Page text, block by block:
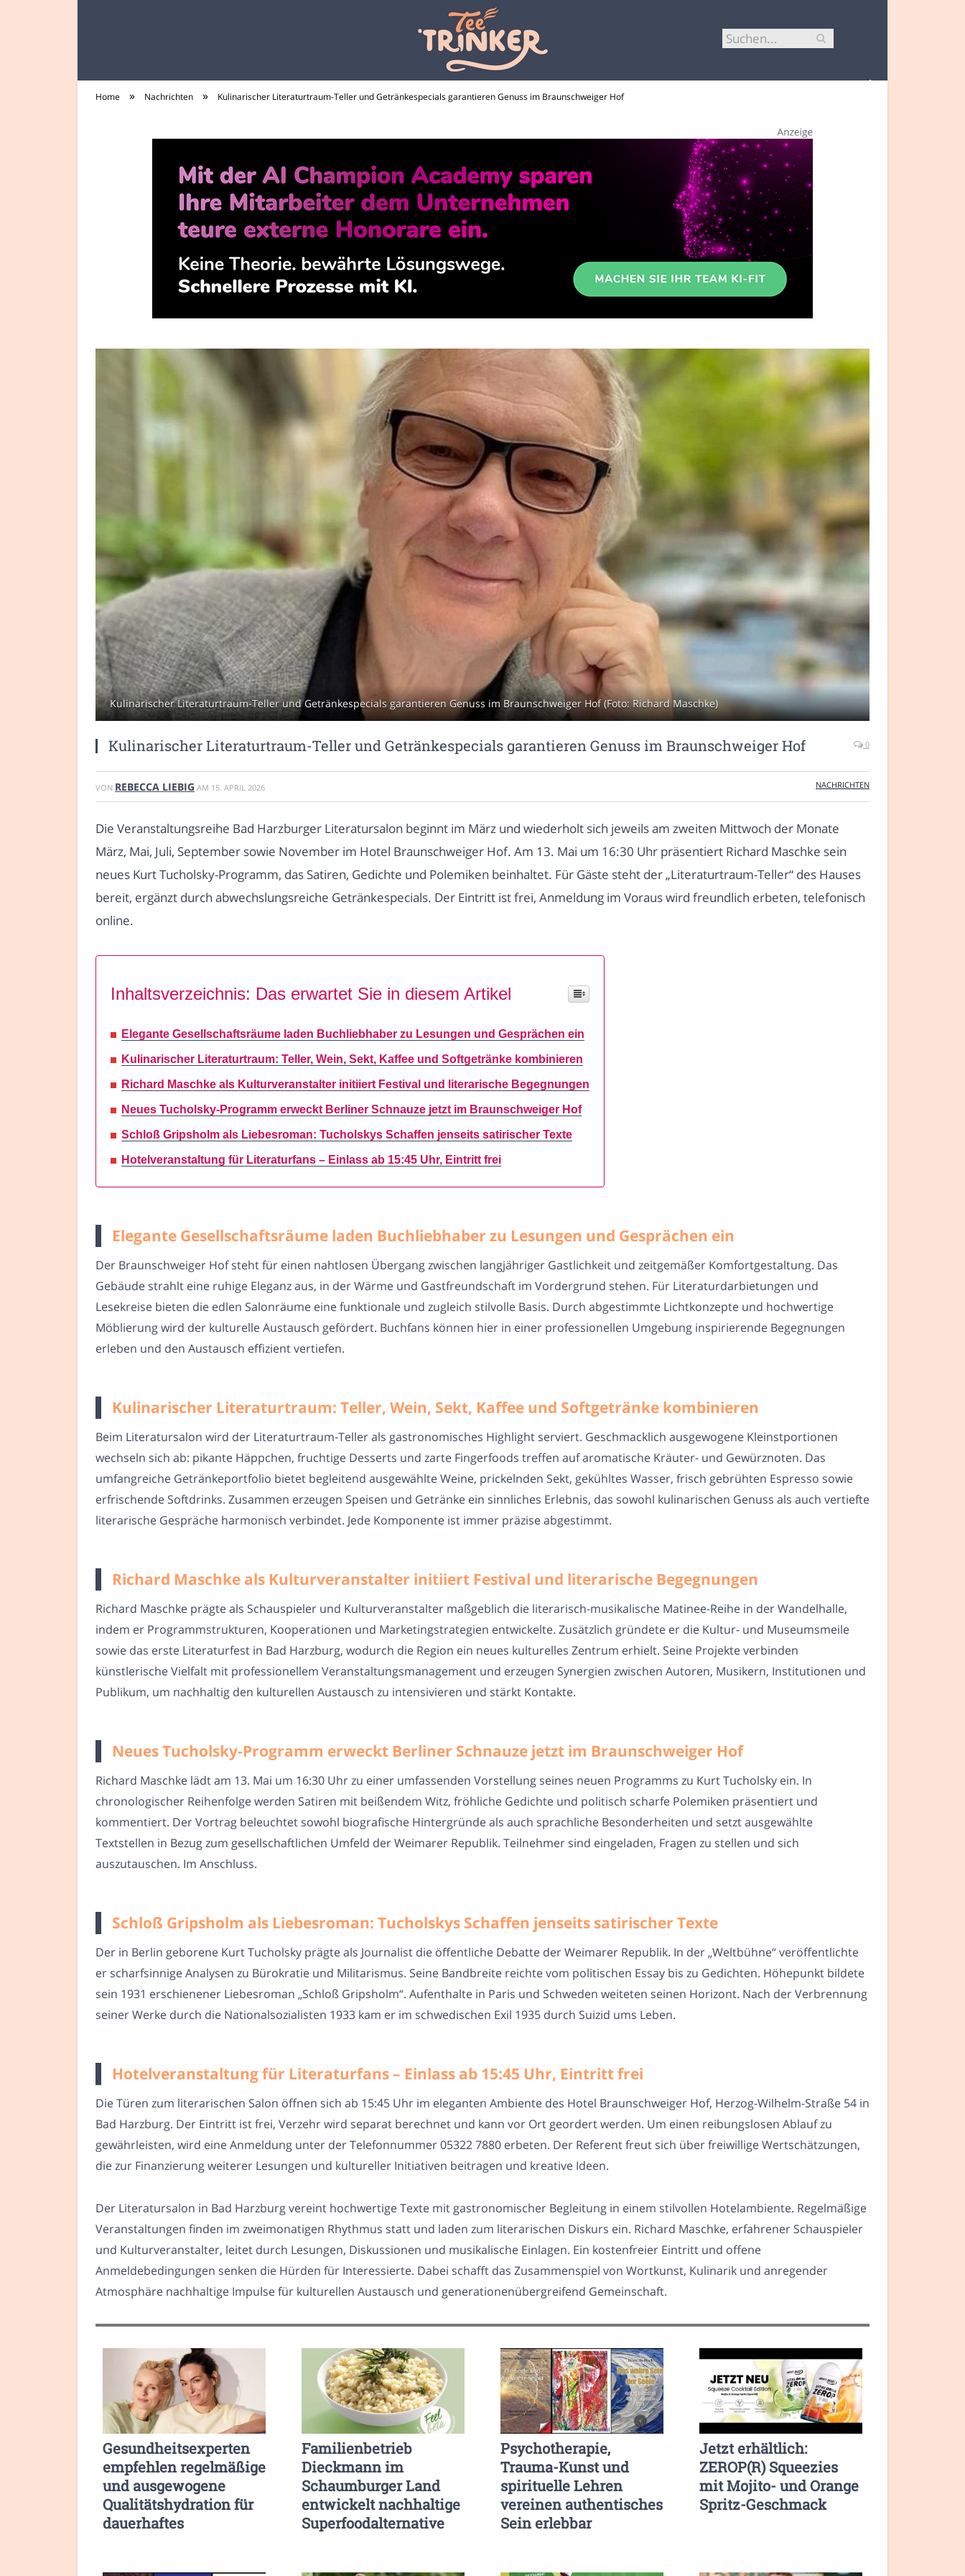
Home » Nachrichten » Kulinarischer Literaturtraum-Teller und Getränkespecials garantieren Genuss im Braunschweiger Hof
Kulinarischer Literaturtraum-Teller und Getränkespecials garantieren Genuss im Braunschweiger Hof (Foto: Richard Maschke)
Kulinarischer Literaturtraum-Teller und Getränkespecials garantieren Genuss im Braunschweiger Hof 0
VON REBECCA LIEBIG AM 15. APRIL 2026 NACHRICHTEN
Die Veranstaltungsreihe Bad Harzburger Literatursalon beginnt im März und wiederholt sich jeweils am zweiten Mittwoch der Monate
März, Mai, Juli, September sowie November im Hotel Braunschweiger Hof. Am 13. Mai um 16:30 Uhr präsentiert Richard Maschke sein
neues Kurt Tucholsky-Programm, das Satiren, Gedichte und Polemiken beinhaltet. Für Gäste steht der „Literaturtraum-Teller“ des Hauses
bereit, ergänzt durch abwechslungsreiche Getränkespecials. Der Eintritt ist frei, Anmeldung im Voraus wird freundlich erbeten, telefonisch
online.
Inhaltsverzeichnis: Das erwartet Sie in diesem Artikel
Elegante Gesellschaftsräume laden Buchliebhaber zu Lesungen und Gesprächen ein
Kulinarischer Literaturtraum: Teller, Wein, Sekt, Kaffee und Softgetränke kombinieren
Richard Maschke als Kulturveranstalter initiiert Festival und literarische Begegnungen
Neues Tucholsky-Programm erweckt Berliner Schnauze jetzt im Braunschweiger Hof
Schloß Gripsholm als Liebesroman: Tucholskys Schaffen jenseits satirischer Texte
Hotelveranstaltung für Literaturfans – Einlass ab 15:45 Uhr, Eintritt frei
Elegante Gesellschaftsräume laden Buchliebhaber zu Lesungen und Gesprächen ein
Der Braunschweiger Hof steht für einen nahtlosen Übergang zwischen langjähriger Gastlichkeit und zeitgemäßer Komfortgestaltung. Das
Gebäude strahlt eine ruhige Eleganz aus, in der Wärme und Gastfreundschaft im Vordergrund stehen. Für Literaturdarbietungen und
Lesekreise bieten die edlen Salonräume eine funktionale und zugleich stilvolle Basis. Durch abgestimmte Lichtkonzepte und hochwertige
Möblierung wird der kulturelle Austausch gefördert. Buchfans können hier in einer professionellen Umgebung inspirierende Begegnungen
erleben und den Austausch effizient vertiefen.
Kulinarischer Literaturtraum: Teller, Wein, Sekt, Kaffee und Softgetränke kombinieren
Beim Literatursalon wird der Literaturtraum-Teller als gastronomisches Highlight serviert. Geschmacklich ausgewogene Kleinstportionen
wechseln sich ab: pikante Häppchen, fruchtige Desserts und zarte Fingerfoods treffen auf aromatische Kräuter- und Gewürznoten. Das
umfangreiche Getränkeportfolio bietet begleitend ausgewählte Weine, prickelnden Sekt, gekühltes Wasser, frisch gebrühten Espresso sowie
erfrischende Softdrinks. Zusammen erzeugen Speisen und Getränke ein sinnliches Erlebnis, das sowohl kulinarischen Genuss als auch vertiefte
literarische Gespräche harmonisch verbindet. Jede Komponente ist immer präzise abgestimmt.
Richard Maschke als Kulturveranstalter initiiert Festival und literarische Begegnungen
Richard Maschke prägte als Schauspieler und Kulturveranstalter maßgeblich die literarisch-musikalische Matinee-Reihe in der Wandelhalle,
indem er Programmstrukturen, Kooperationen und Marketingstrategien entwickelte. Zusätzlich gründete er die Kultur- und Museumsmeile
sowie das erste Literaturfest in Bad Harzburg, wodurch die Region ein neues kulturelles Zentrum erhielt. Seine Projekte verbinden
künstlerische Vielfalt mit professionellem Veranstaltungsmanagement und erzeugen Synergien zwischen Autoren, Musikern, Institutionen und
Publikum, um nachhaltig den kulturellen Austausch zu intensivieren und stärkt Kontakte.
Neues Tucholsky-Programm erweckt Berliner Schnauze jetzt im Braunschweiger Hof
Richard Maschke lädt am 13. Mai um 16:30 Uhr zu einer umfassenden Vorstellung seines neuen Programms zu Kurt Tucholsky ein. In
chronologischer Reihenfolge werden Satiren mit beißendem Witz, fröhliche Gedichte und politisch scharfe Polemiken präsentiert und
kommentiert. Der Vortrag beleuchtet sowohl biografische Hintergründe als auch sprachliche Besonderheiten und setzt ausgewählte
Textstellen in Bezug zum gesellschaftlichen Umfeld der Weimarer Republik. Teilnehmer sind eingeladen, Fragen zu stellen und sich
auszutauschen. Im Anschluss.
Schloß Gripsholm als Liebesroman: Tucholskys Schaffen jenseits satirischer Texte
Der in Berlin geborene Kurt Tucholsky prägte als Journalist die öffentliche Debatte der Weimarer Republik. In der „Weltbühne“ veröffentlichte
er scharfsinnige Analysen zu Bürokratie und Militarismus. Seine Bandbreite reichte vom politischen Essay bis zu Gedichten. Höhepunkt bildete
sein 1931 erschienener Liebesroman „Schloß Gripsholm“. Aufenthalte in Paris und Schweden weiteten seinen Horizont. Nach der Verbrennung
seiner Werke durch die Nationalsozialisten 1933 kam er im schwedischen Exil 1935 durch Suizid ums Leben.
Hotelveranstaltung für Literaturfans – Einlass ab 15:45 Uhr, Eintritt frei
Die Türen zum literarischen Salon öffnen sich ab 15:45 Uhr im eleganten Ambiente des Hotel Braunschweiger Hof, Herzog-Wilhelm-Straße 54 in
Bad Harzburg. Der Eintritt ist frei, Verzehr wird separat berechnet und kann vor Ort geordert werden. Um einen reibungslosen Ablauf zu
gewährleisten, wird eine Anmeldung unter der Telefonnummer 05322 7880 erbeten. Der Referent freut sich über freiwillige Wertschätzungen,
die zur Finanzierung weiterer Lesungen und kultureller Initiativen beitragen und kreative Ideen.
Der Literatursalon in Bad Harzburg vereint hochwertige Texte mit gastronomischer Begleitung in einem stilvollen Hotelambiente. Regelmäßige
Veranstaltungen finden im zweimonatigen Rhythmus statt und laden zum literarischen Diskurs ein. Richard Maschke, erfahrener Schauspieler
und Kulturveranstalter, leitet durch Lesungen, Diskussionen und musikalische Einlagen. Ein kostenfreier Eintritt und offene
Anmeldebedingungen senken die Hürden für Interessierte. Dabei schafft das Zusammenspiel von Wortkunst, Kulinarik und anregender
Atmosphäre nachhaltige Impulse für kulturellen Austausch und generationenübergreifend Gemeinschaft.
Gesundheitsexperten
empfehlen regelmäßige
und ausgewogene
Qualitätshydration für
dauerhaftes
Familienbetrieb
Dieckmann im
Schaumburger Land
entwickelt nachhaltige
Superfoodalternative
Psychotherapie,
Trauma-Kunst und
spirituelle Lehren
vereinen authentisches
Sein erlebbar
Jetzt erhältlich:
ZEROP(R) Squeezies
mit Mojito- und Orange
Spritz-Geschmack